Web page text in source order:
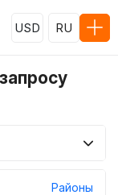
USD RU
Районы